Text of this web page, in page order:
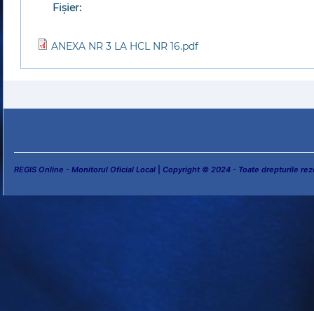
Fișier:
ANEXA NR 3 LA HCL NR 16.pdf
REGIS Online - Monitorul Oficial Local Copyright © 2024 - Toate drepturile